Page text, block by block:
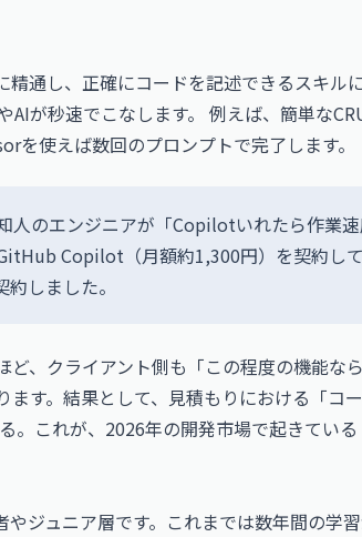
通し、正確にコードを記述できるスキル
AIが秒速でこなします。 例えば、簡単な
を使えば数回のプロンプトで完了します。
人のエンジニアが「Copilotいれたら作業
Copilot（月額約1,300円）を契約し
しました。
、クライアント側も「この程度の機能な
す。結果として、見積もりにおける「コー
。これが、2026年の開発市場で起きてい
ジュニア層です。これまでは数年間の学